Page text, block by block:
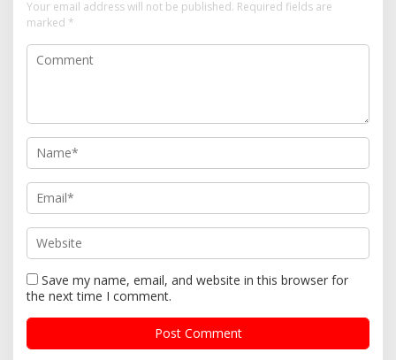
Your email address will not be published. Required fields are
marked *
Save my name, email, and website in this browser for
the next time I comment.